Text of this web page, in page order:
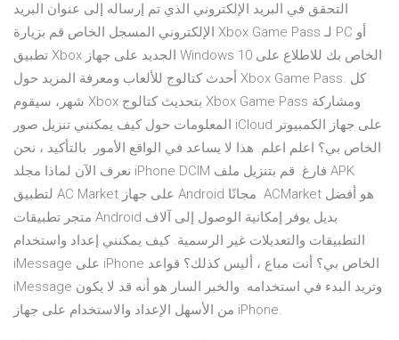
التحقق في البريد الإلكتروني الذي تم إرساله إلى عنوان البريد
الإلكتروني المسجل الخاص قم بزيارة Xbox Game Pass لـ PC أو
تطبيق Xbox الجديد على جهاز Windows 10 الخاص بك للاطلاع على
أحدث كتالوج للألعاب ومعرفة المزيد حول Xbox Game Pass. كل
شهر، سيقوم Xbox بتحديث كتالوج Xbox Game Pass ومشاركة
المعلومات حول كيف يمكنني تنزيل صور iCloud على جهاز الكمبيوتر
الخاص بي؟ اعلم اعلم. هذا لا يساعد في الواقع الأمور. بالتأكيد ، نحن
نعرف الآن لماذا مجلد iPhone DCIM فارغ. قم بتنزيل ملف APK
لتطبيق AC Market على جهاز Android مجانًا. ACMarket هو أفضل
متجر تطبيقات Android بديل يوفر إمكانية الوصول إلى آلاف
التطبيقات والتعديلات غير الرسمية. كيف يمكنني إعداد واستخدام
iMessage على iPhone الخاص بي؟ أنت مباع ، أليس كذلك؟ قواعد
iMessage وتريد البدء في استخدامه. والخبر السار هو أنه قد لا يكون
من الأسهل الإعداد والاستخدام على جهاز iPhone.